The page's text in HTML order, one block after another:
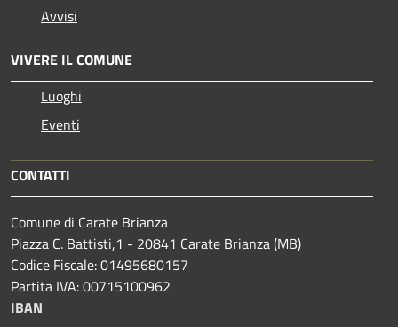
Avvisi
VIVERE IL COMUNE
Luoghi
Eventi
CONTATTI
Comune di Carate Brianza
Piazza C. Battisti,1 - 20841 Carate Brianza (MB)
Codice Fiscale: 01495680157
Partita IVA: 00715100962
IBAN